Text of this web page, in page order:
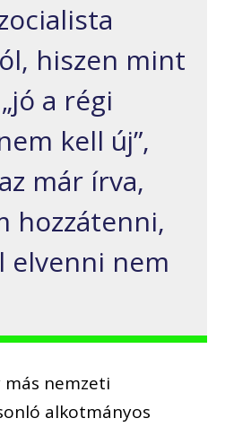
hiszen mint
a régi
kell új”,
az már írva,
hozzátenni,
elvenni nem
más nemzeti
alkotmányos